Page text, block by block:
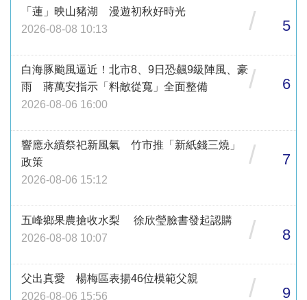
「蓮」映山豬湖 漫遊初秋好時光
2026-08-08 10:13
/ 5
白海豚颱風逼近！北市8、9日恐飆9級陣風、豪
雨 蔣萬安指示「料敵從寬」全面整備
2026-08-06 16:00
/ 6
響應永續祭祀新風氣 竹市推「新紙錢三燒」
政策
2026-08-06 15:12
/ 7
五峰鄉果農搶收水梨 徐欣瑩臉書發起認購
2026-08-08 10:07
/ 8
父出真愛 楊梅區表揚46位模範父親
2026-08-06 15:56
/ 9